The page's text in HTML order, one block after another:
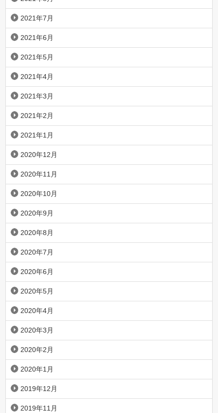
2021年7月
2021年6月
2021年5月
2021年4月
2021年3月
2021年2月
2021年1月
2020年12月
2020年11月
2020年10月
2020年9月
2020年8月
2020年7月
2020年6月
2020年5月
2020年4月
2020年3月
2020年2月
2020年1月
2019年12月
2019年11月